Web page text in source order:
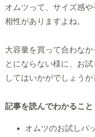
オムツって、サイズ感
相性がありますよね。
大容量を買って合わなか
とにならない様に、お
してはいかがでしょうか
記事を読んでわかること
オムツのお試しパ